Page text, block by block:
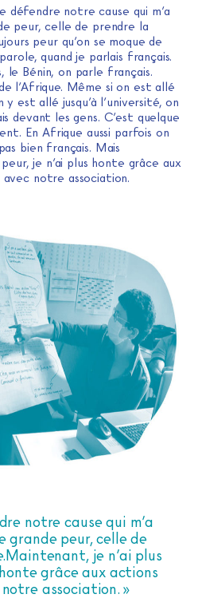
défendre notre cause qui m’a
peur, celle de prendre la
peur qu’on se moque de
quand je parlais français.
le Bénin, on parle français.
l’Afrique. Même si on est allé
est allé jusqu’à l’université, on
devant les gens. C’est quelque
En Afrique aussi parfois on
bien français. Mais
je n’ai plus honte grâce aux
avec notre association.
notre cause qui m’a
grande peur, celle de
je n’ai plus
grâce aux actions
notre association. »